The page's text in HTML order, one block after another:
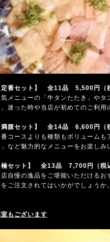
定番セット】 全11品 5,500円（
気メニューの「牛タンたたき」や
迷った時や当店が初めてのご利用
満腹セット】 全14品 6,600円（
番コースよりも種類もボリューム
」など魅力的なメニューをお楽しみ
極セット】 全13品 7,700円（税
店自慢の逸品をご堪能いただける
をご注文されてはいかがでしょうか。
もございます